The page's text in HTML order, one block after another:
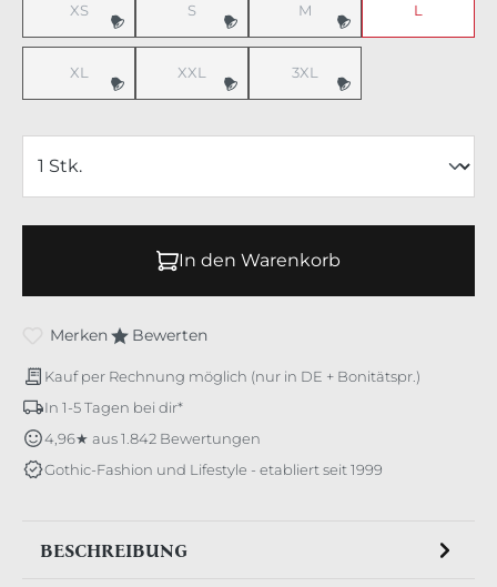
XS(Diese Option ist zurzeit nicht verfügbar.)
S(Diese Option ist zurzeit nicht verfügbar.)
M(Diese Option ist zurzeit nicht
L
XL(Diese Option ist zurzeit nicht verfügbar.)
XXL(Diese Option ist zurzeit nicht verfügbar.)
3XL(Diese Option ist zurzeit nicht
In den Warenkorb
Merken Bewerten
Kauf per Rechnung möglich (nur in DE + Bonitätspr.)
In 1-5 Tagen bei dir*
4,96★ aus 1.842 Bewertungen
Gothic-Fashion und Lifestyle - etabliert seit 1999
BESCHREIBUNG